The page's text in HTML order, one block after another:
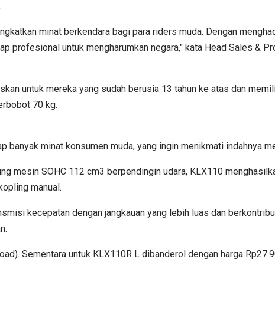
minat berkendara bagi para riders muda. Dengan
profesional untuk mengharumkan negara," kata Head Sales &
untuk mereka yang sudah berusia 13 tahun ke atas dan
70 kg.
banyak minat konsumen muda, yang ingin menikmati indahnya
mesin SOHC 112 cm3 berpendingin udara, KLX110
manual.
kecepatan dengan jangkauan yang lebih luas dan
Sementara untuk KLX110R L dibanderol dengan harga